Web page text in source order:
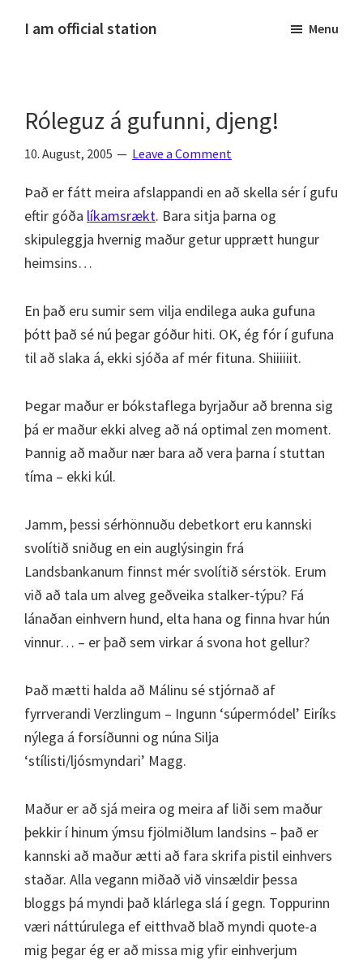
I am official station
fréttir
Hannesi
og
annað
skemmtilegt
:)
Menu
Róleguz á gufunni, djeng!
10. August, 2005 Leave a Comment
Það er fátt meira afslappandi en að skella sér í gufu
eftir góða líkamsrækt. Bara sitja þarna og
skipuleggja hvernig maður getur upprætt hungur
heimsins…
En það eru sumir sem vilja endilega auka gufuna
þótt það sé nú þegar góður hiti. OK, ég fór í gufuna
til að slaka á, ekki sjóða af mér fituna. Shiiiiiit.
Þegar maður er bókstaflega byrjaður að brenna sig
þá er maður ekki alveg að ná optimal zen moment.
Þannig að maður nær bara að vera þarna í stuttan
tíma – ekki kúl.
Jamm, þessi sérhönnuðu debetkort eru kannski
svolítið sniðug en ein auglýsingin frá
Landsbankanum finnst mér svolítið sérstök. Erum
við að tala um alveg geðveika stalker-týpu? Fá
lánaðan einhvern hund, elta hana og finna hvar hún
vinnur… – er það sem virkar á svona hot gellur?
Það mætti halda að Málinu sé stjórnað af
fyrrverandi Verzlingum – Ingunn ‘súpermódel’ Eiríks
nýlega á forsíðunni og núna Silja
‘stílisti/ljósmyndari’ Magg.
Maður er að sjá meira og meira af liði sem maður
þekkir í hinum ýmsu fjölmiðlum landsins – það er
kannski að maður ætti að fara skrifa pistil einhvers
staðar. Alla vegann miðað við vinsældir þessa
bloggs þá myndi það klárlega slá í gegn. Toppurinn
væri náttúrulega ef eitthvað blað myndi quote-a
mig þegar ég er að missa mig yfir einhverjum